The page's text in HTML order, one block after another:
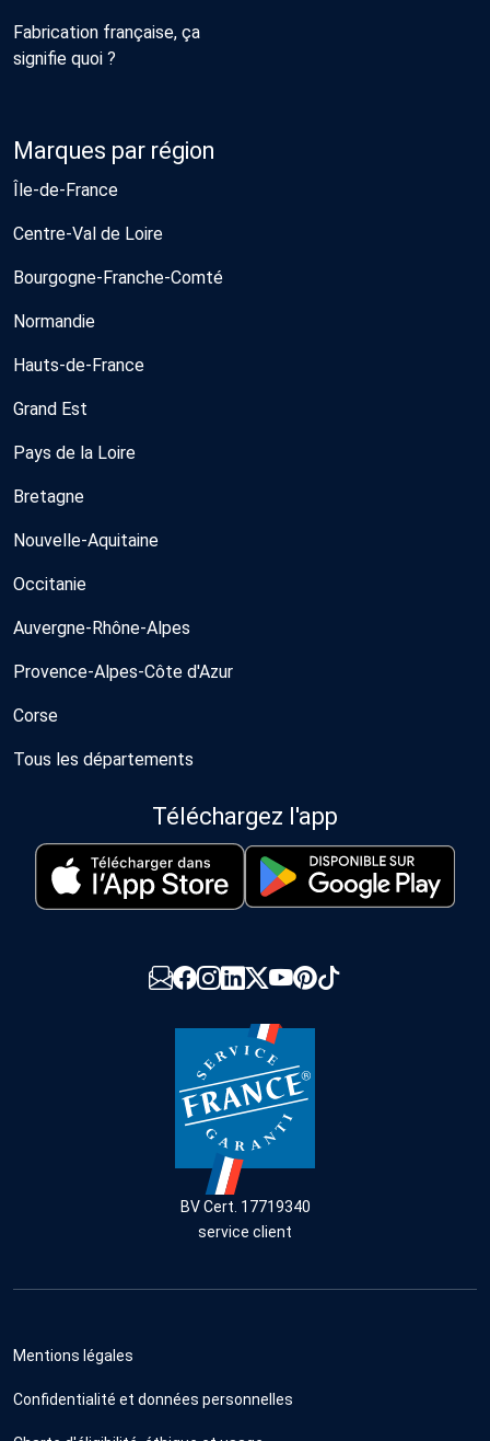
Fabrication française, ça
signifie quoi ?
Marques par région
Île-de-France
Centre-Val de Loire
Bourgogne-Franche-Comté
Normandie
Hauts-de-France
Grand Est
Pays de la Loire
Bretagne
Nouvelle-Aquitaine
Occitanie
Auvergne-Rhône-Alpes
Provence-Alpes-Côte d'Azur
Corse
Tous les départements
Téléchargez l'app
BV Cert. 17719340
service client
Mentions légales
Confidentialité et données personnelles